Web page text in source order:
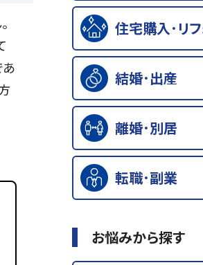
住宅購入･リ
結婚･出産
離婚･別居
転職･副業
お悩みから探す